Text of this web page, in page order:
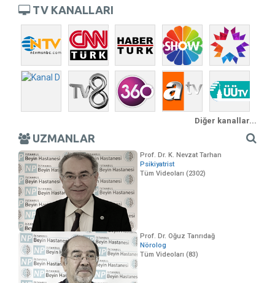
TV KANALLARI
Diğer kanallar...
UZMANLAR
Prof. Dr. K. Nevzat Tarhan
Psikiyatrist
Tüm Videoları (2302)
Prof. Dr. Oğuz Tanrıdağ
Nörolog
Tüm Videoları (83)